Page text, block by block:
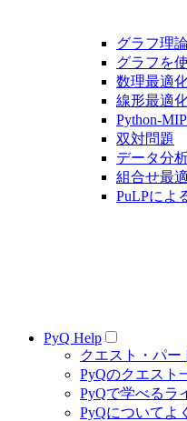
グラフ理
グラフを
数理最適
線形最適
Python-
双対問題
データ分
組合せ最
PuLPによ
PyQ Help
クエスト・パー
PyQのクエスト
PyQで学べるラ
PyQについてよ